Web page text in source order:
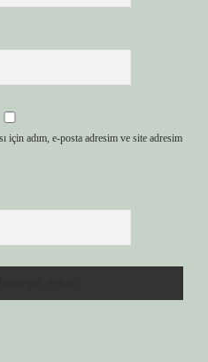
için adım, e-posta adresim ve site adresim